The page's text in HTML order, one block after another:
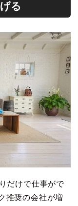
る
だけで仕事がで
推奨の会社が増